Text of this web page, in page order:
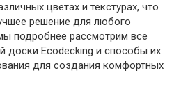
цветах и ​​текстурах, что
решение для любого
подробнее рассмотрим все
доски Ecodecking и способы их
для создания комфортных